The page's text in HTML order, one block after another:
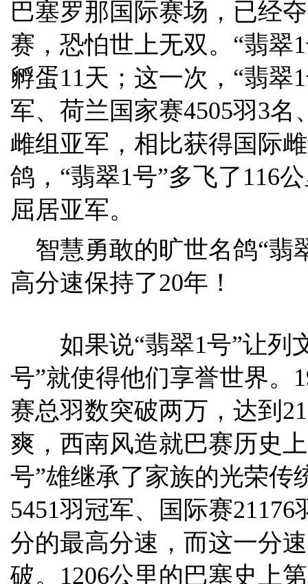
巴塞罗那国际赛场，已经
赛，恐怕世上无双。“翡翠
孵蛋11天；这一次，“翡翠
军、荷兰国家赛4505羽3名
雌组亚军，相比获得国际
鸽，“翡翠1号”多飞了116
屈居亚军。
智慧勇敢的旷世名鸽“翡
高分速保持了20年！
如果说“翡翠1号”让列
号”就使得他们享誉世界。
赛总羽数突破两万，达到
爽，西南风造就巴赛历史
号”雄继承了家族的光荣传
5451羽冠军、国际赛
分的最高分速，而这一分
破。1206公里的巴塞史上